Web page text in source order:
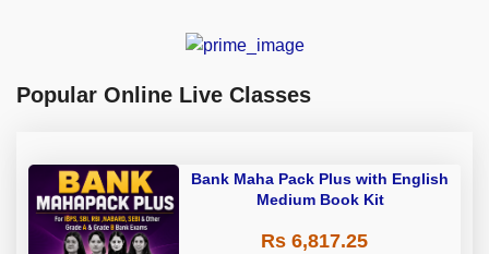
Popular Online Live Classes
Bank Maha Pack Plus with English
Medium Book Kit
Rs 6,817.25